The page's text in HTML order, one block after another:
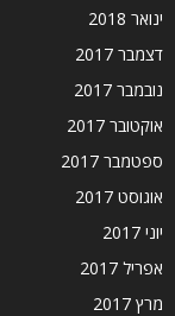
ינואר 2018
דצמבר 2017
נובמבר 2017
אוקטובר 2017
ספטמבר 2017
אוגוסט 2017
יוני 2017
אפריל 2017
מרץ 2017